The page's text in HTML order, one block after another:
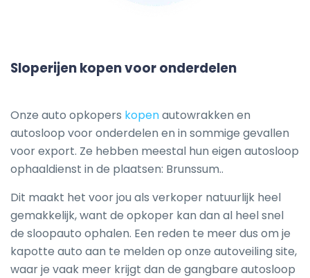
Sloperijen kopen voor onderdelen
Onze auto opkopers kopenautowrakken en
autosloop voor onderdelen en in sommige gevallen
voor export. Ze hebben meestal hun eigen autosloop
ophaaldienst in de plaatsen: Brunssum..
Dit maakt het voor jou als verkoper natuurlijk heel
gemakkelijk, want de opkoper kan dan al heel snel
de sloopauto ophalen. Een reden te meer dus om je
kapotte auto aan te melden op onze autoveiling site,
waar je vaak meer krijgt dan de gangbare autosloop